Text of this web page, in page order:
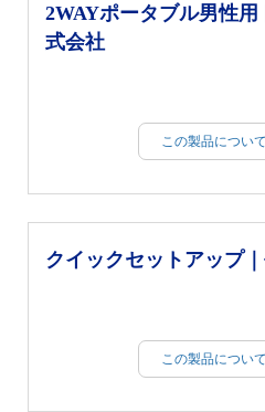
2WAYポータブル男性
式会社
この製品につい
クイックセットアップ
この製品につい